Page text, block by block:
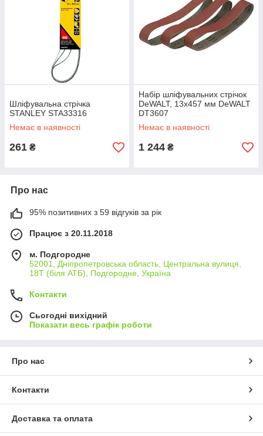
Шліфувальна стрічка
STANLEY STA33316
Немає в наявності
261 ₴
Набір шліфувальних стрічок
DeWALT, 13х457 мм DeWALT
DT3607
Немає в наявності
1 244 ₴
Про нас
95% позитивних з 59 відгуків за рік
Працює з 20.11.2018
м. Подгородне
52001, Дніпропетровська область, Центральна вулиця,
18Т (біля АТБ), Подгородне, Україна
Контакти
Сьогодні вихідний
Показати весь графік роботи
Про нас
Контакти
Доставка та оплата